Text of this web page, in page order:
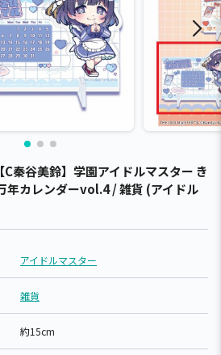
C秦谷美鈴】学園アイドルマスター き
年カレンダーvol.4 / 雑貨 (アイドル
アイドルマスター
雑貨
約15cm